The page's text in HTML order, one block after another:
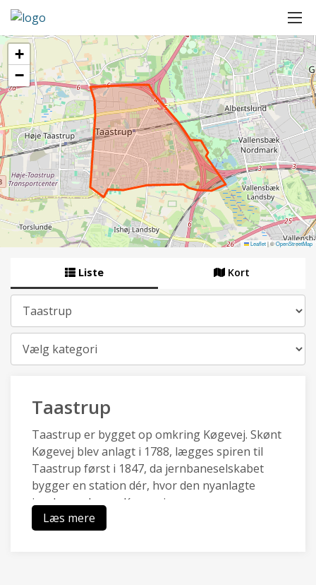
+
−
Leaflet|©OpenStreetMap
Liste Kort
Taastrup
Taastrup er bygget op omkring Køgevej. Skønt
Køgevej blev anlagt i 1788, lægges spiren til
Taastrup først i 1847, da jernbaneselskabet
bygger en station dér, hvor den nyanlagte
jernbane skærer Køgevej.
I 1847 består Taastrup kun af en station, en
kro, en postholdergård og nogle få huse. Fra
Læs mere